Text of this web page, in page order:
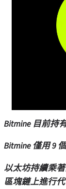
Bitmine 目前持
Bitmine 僅用 9
以太坊持續乘
區塊鏈上進行